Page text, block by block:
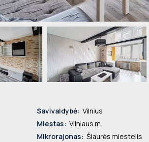
Savivaldybė: Vilnius
Miestas: Vilniaus m.
Mikrorajonas: Šiaurės miestelis